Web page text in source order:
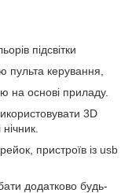
підсвітки
пульта керування,
на основі приладу.
3D
пристроїв із usb
додатково будь-